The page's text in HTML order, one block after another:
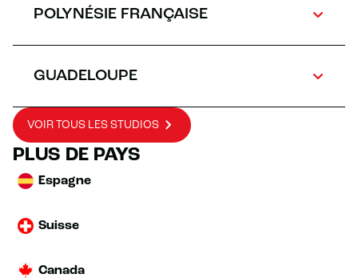
POLYNÉSIE FRANÇAISE
GUADELOUPE
VOIR TOUS LES STUDIOS
PLUS DE PAYS
Espagne
Suisse
Canada